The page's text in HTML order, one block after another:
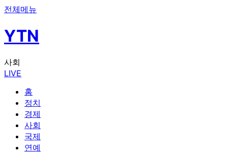
전체메뉴
YTN
사회
LIVE
홈
정치
경제
사회
국제
연예